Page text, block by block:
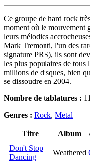
Ce groupe de hard rock
moment où le mouvement
leurs mélodies
Mark Tremonti, l'un des
signature PRS), ils sont
les plus populaires de tous
millions de disques, bien
se dissoudre en 2004.
Nombre de tablatures : 11
Genres : Rock, Metal
Titre Album
Don't Stop
Dancing
Weathered